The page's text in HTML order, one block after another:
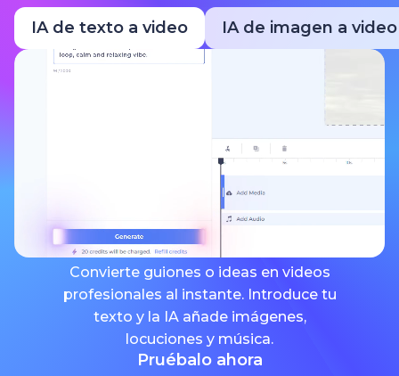
IA de texto a video IA de imagen a video
Convierte guiones o ideas en videos
profesionales al instante. Introduce tu
texto y la IA añade imágenes,
locuciones y música.
Pruébalo ahora